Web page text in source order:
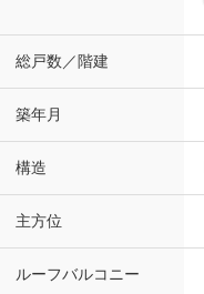
総戸数／階建
築年月
構造
主方位
ルーフバルコニー